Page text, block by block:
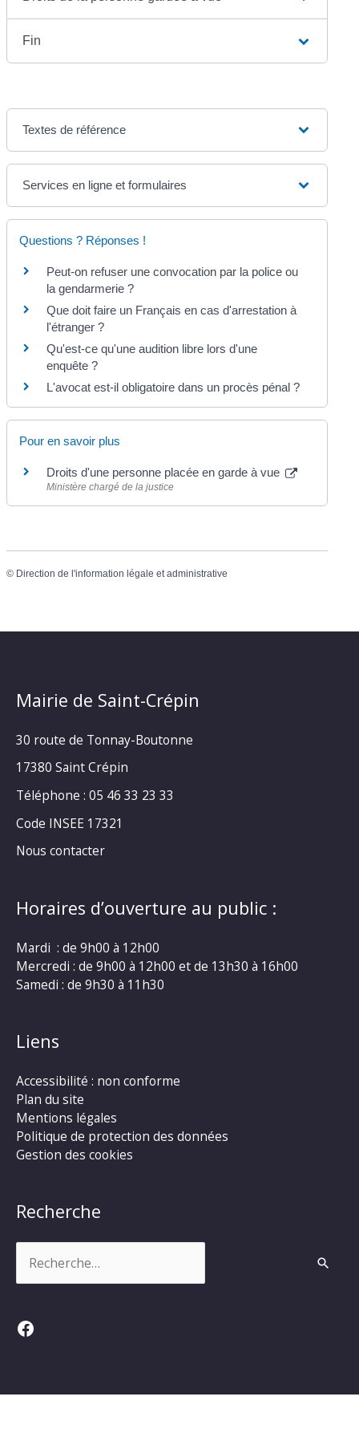
Fin
Textes de référence
Services en ligne et formulaires
Questions ? Réponses !
Peut-on refuser une convocation par la police ou
la gendarmerie ?
Que doit faire un Français en cas d'arrestation à
l'étranger ?
Qu'est-ce qu'une audition libre lors d'une
enquête ?
L'avocat est-il obligatoire dans un procès pénal ?
Pour en savoir plus
Droits d'une personne placée en garde à vue
Ministère chargé de la justice
© Direction de l'information légale et administrative
Mairie de Saint-Crépin
30 route de Tonnay-Boutonne
17380 Saint Crépin
Téléphone : 05 46 33 23 33
Code INSEE 17321
Nous contacter
Horaires d’ouverture au public :
Mardi : de 9h00 à 12h00
Mercredi : de 9h00 à 12h00 et de 13h30 à 16h00
Samedi : de 9h30 à 11h30
Liens
Accessibilité : non conforme
Plan du site
Mentions légales
Politique de protection des données
Gestion des cookies
Recherche
Facebook